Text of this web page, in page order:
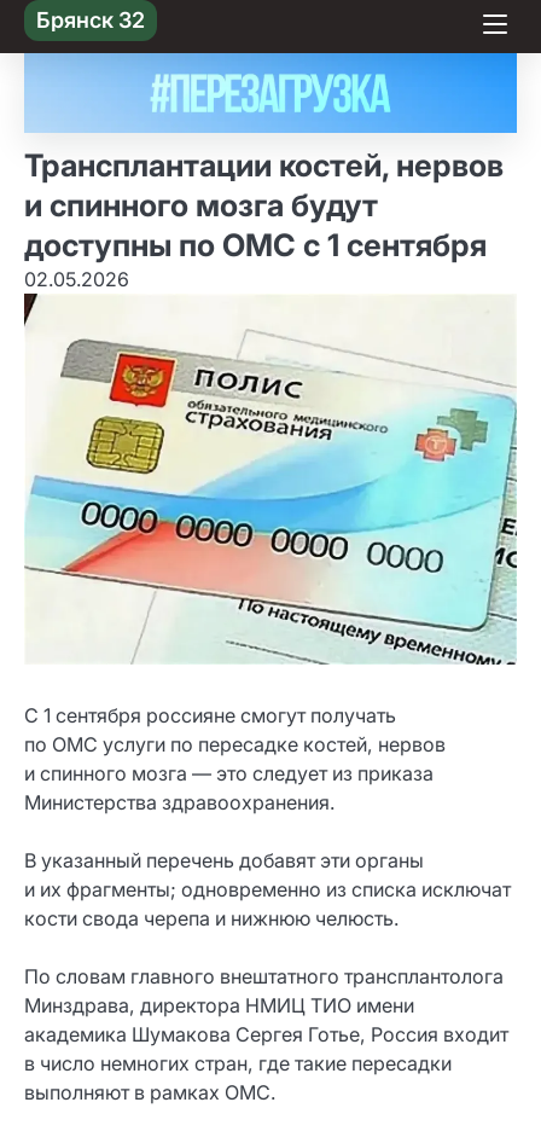
Skip
to content
Брянск 32
Трансплантации костей, нервов
и спинного мозга будут
доступны по ОМС с 1 сентября
02.05.2026
С 1 сентября россияне смогут получать
по ОМС услуги по пересадке костей, нервов
и спинного мозга — это следует из приказа
Министерства здравоохранения.
В указанный перечень добавят эти органы
и их фрагменты; одновременно из списка исключат
кости свода черепа и нижнюю челюсть.
По словам главного внештатного трансплантолога
Минздрава, директора НМИЦ ТИО имени
академика Шумакова Сергея Готье, Россия входит
в число немногих стран, где такие пересадки
выполняют в рамках ОМС.